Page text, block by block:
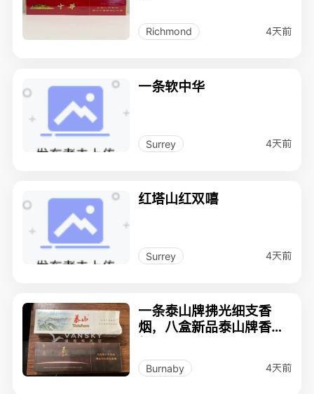
Richmond 4天前
一条软中华
Surrey 4天前
红塔山红双嘻
Surrey 4天前
一条泰山牌拂光细支香
烟，八盒新品泰山牌香
Burnaby 4天前